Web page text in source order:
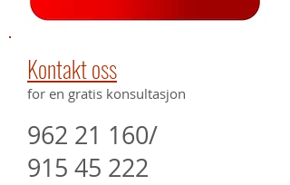
Kontakt oss
for en gratis konsultasjon
962 21 160/
915 45 222